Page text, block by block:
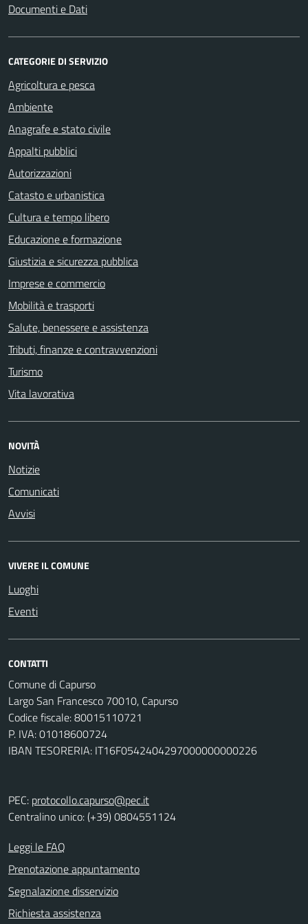
Documenti e Dati
CATEGORIE DI SERVIZIO
Agricoltura e pesca
Ambiente
Anagrafe e stato civile
Appalti pubblici
Autorizzazioni
Catasto e urbanistica
Cultura e tempo libero
Educazione e formazione
Giustizia e sicurezza pubblica
Imprese e commercio
Mobilità e trasporti
Salute, benessere e assistenza
Tributi, finanze e contravvenzioni
Turismo
Vita lavorativa
NOVITÀ
Notizie
Comunicati
Avvisi
VIVERE IL COMUNE
Luoghi
Eventi
CONTATTI
Comune di Capurso
Largo San Francesco 70010, Capurso
Codice fiscale: 80015110721
P. IVA: 01018600724
IBAN TESORERIA: IT16F0542404297000000000226
PEC: protocollo.capurso@pec.it
Centralino unico: (+39) 0804551124
Leggi le FAQ
Prenotazione appuntamento
Segnalazione disservizio
Richiesta assistenza